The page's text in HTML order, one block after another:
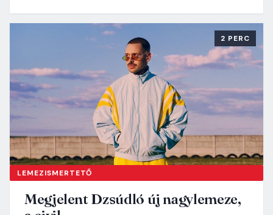
LEMEZISMERTETŐ
2 PERC
Megjelent Dzsúdló új nagylemeze,